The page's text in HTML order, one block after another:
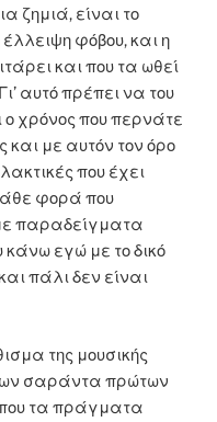
ζημιά, είναι το
έλλειψη φόβου, και η
και που τα ωθεί
αυτό πρέπει να του
χρόνος που περνάτε
και με αυτόν τον όρο
που έχει
φορά που
παραδείγματα
κάνω εγώ με το δικό
πάλι δεν είναι
της μουσικής
σαράντα πρώτων
τα πράγματα